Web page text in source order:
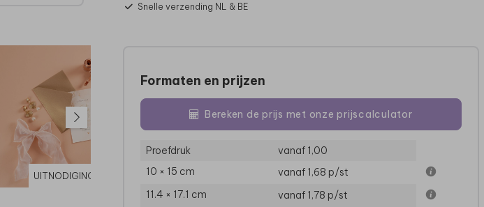
UITNODIGING
Snelle verzending NL & BE
Formaten en prijzen
Bereken de prijs met onze prijscalculator
Proefdruk
vanaf 1,00
10 × 15 cm
vanaf 1,68 p/st
11.4 × 17.1 cm
vanaf 1,78 p/st